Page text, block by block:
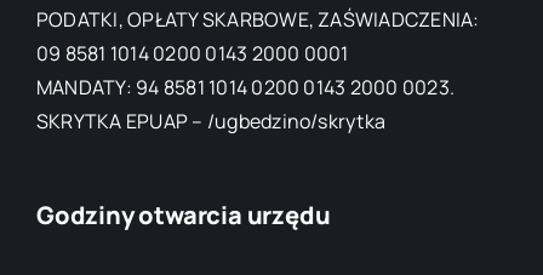
PODATKI, OPŁATY SKARBOWE, ZAŚWIADCZENIA:
09 8581 1014 0200 0143 2000 0001
MANDATY: 94 8581 1014 0200 0143 2000 0023.
SKRYTKA EPUAP – /ugbedzino/skrytka
Godziny otwarcia urzędu